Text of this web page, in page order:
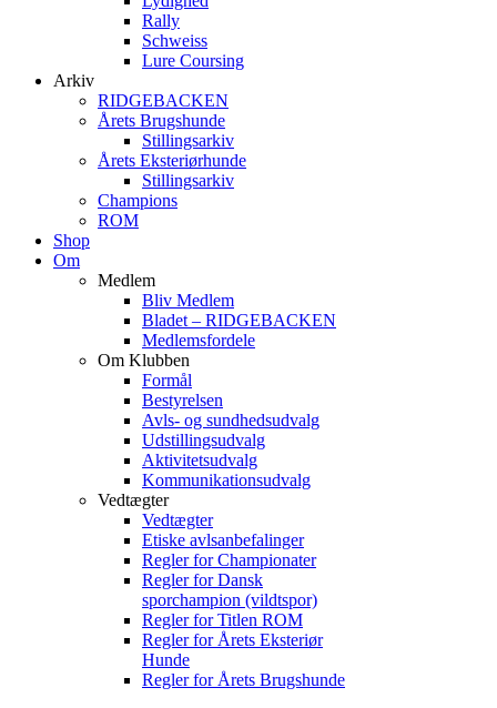
Rally
Schweiss
Lure Coursing
Arkiv
RIDGEBACKEN
Årets Brugshunde
Stillingsarkiv
Årets Eksteriørhunde
Stillingsarkiv
Champions
ROM
Shop
Om
Medlem
Bliv Medlem
Bladet – RIDGEBACKEN
Medlemsfordele
Om Klubben
Formål
Bestyrelsen
Avls- og sundhedsudvalg
Udstillingsudvalg
Aktivitetsudvalg
Kommunikationsudvalg
Vedtægter
Vedtægter
Etiske avlsanbefalinger
Regler for Championater
Regler for Dansk
sporchampion (vildtspor)
Regler for Titlen ROM
Regler for Årets Eksteriør
Hunde
Regler for Årets Brugshunde